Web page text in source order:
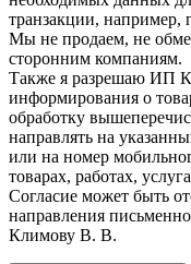
транзакции, например,
Мы не продаем, не
сторонним компаниям.
Также я разрешаю ИП
информирования о
обработку
направлять на
или на номер
товарах, работах,
Согласие может быть
направления
Климову В. В.